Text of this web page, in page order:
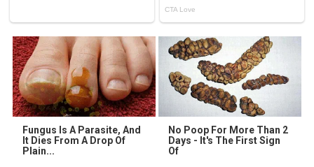
Fungus Is A Parasite, And
It Dies From A Drop Of
Plain...
No Poop For More Than 2
Days - It's The First Sign
Of